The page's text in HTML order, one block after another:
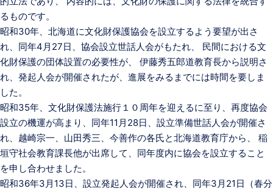
るものです。
昭和30年、北海道に文化財保護協会を設立するよう要望が出さ
れ、同年4月27日、協会設立世話人会がもたれ、 民間における文
化財保護の団体設置の必要性が、 伊藤秀五郎道教育長から説明さ
れ、発起人会が開催されたが、進展をみるまでには時間を要しま
した。
昭和35年、文化財保護法施行１０周年を迎えるに至り、再度協会
設立の機運が高まり、同年11月28日、設立準備世話人会が開催さ
れ、越崎宗一、山田秀三、今善作の各氏と北海道教育庁から、 稲
垣守社会教育課長他が出席して、同年度内に協会を設立すること
を申し合わせました。
昭和36年3月13日、設立発起人会が開催され、同年3月21日（春分